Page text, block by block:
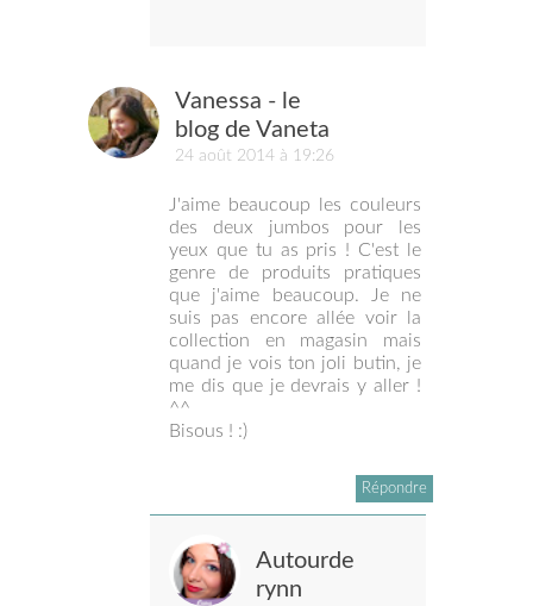
Vanessa - le
blog de Vaneta
24 août 2014 à 19:26
J'aime beaucoup les couleurs
des deux jumbos pour les
yeux que tu as pris ! C'est le
genre de produits pratiques
que j'aime beaucoup. Je ne
suis pas encore allée voir la
collection en magasin mais
quand je vois ton joli butin, je
me dis que je devrais y aller !
^^
Bisous ! :)
Répondre
Autourde
rynn